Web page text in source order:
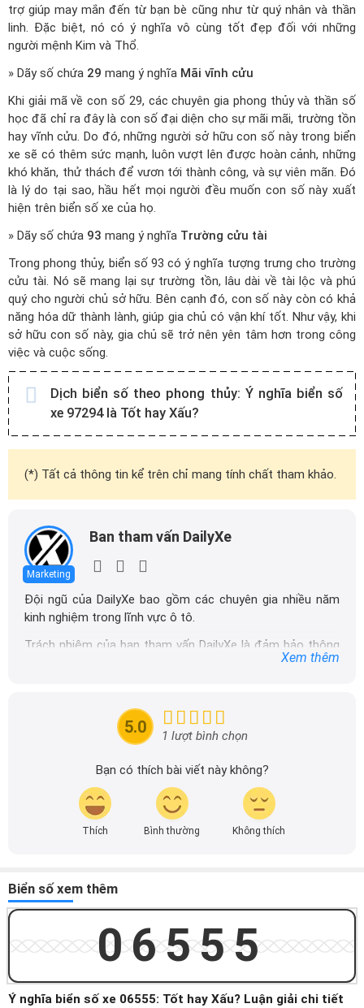
trợ giúp may mắn đến từ bạn bè cũng như từ quý nhân và thần
linh. Đặc biệt, nó có ý nghĩa vô cùng tốt đẹp đối với những
người mệnh Kim và Thổ.
» Dãy số chứa 29 mang ý nghĩa Mãi vĩnh cửu
Khi giải mã về con số 29, các chuyên gia phong thủy và thần số
học đã chỉ ra đây là con số đại diện cho sự mãi mãi, trường tồn
hay vĩnh cửu. Do đó, những người sở hữu con số này trong biển
xe sẽ có thêm sức mạnh, luôn vượt lên được hoàn cảnh, những
khó khăn, thử thách để vươn tới thành công, và sự viên mãn. Đó
là lý do tại sao, hầu hết mọi người đều muốn con số này xuất
hiện trên biển số xe của họ.
» Dãy số chứa 93 mang ý nghĩa Trường cửu tài
Trong phong thủy, biển số 93 có ý nghĩa tượng trưng cho trường
cửu tài. Nó sẽ mang lại sự trường tồn, lâu dài về tài lộc và phú
quý cho người chủ sở hữu. Bên cạnh đó, con số này còn có khả
năng hóa dữ thành lành, giúp gia chủ có vận khí tốt. Như vậy, khi
sở hữu con số này, gia chủ sẽ trở nên yên tâm hơn trong công
việc và cuộc sống.
Dịch biển số theo phong thủy: Ý nghĩa biển số
xe 97294 là Tốt hay Xấu?
(*) Tất cả thông tin kể trên chỉ mang tính chất tham khảo.
Marketing
Ban tham vấn DailyXe
Đội ngũ của DailyXe bao gồm các chuyên gia nhiều năm
kinh nghiệm trong lĩnh vực ô tô.
Trách nhiệm của ban tham vấn DailyXe là đảm bảo thông
tin chính xác được đăng tải trên dailyxe.com.vn, thường
tin nhanh chóng và dễ dàng hơn.
Xem thêm
5.0 1 lượt bình chọn
Bạn có thích bài viết này không?
Thích Bình thường Không thích
Biển số xem thêm
06555
Ý nghĩa biển số xe 06555: Tốt hay Xấu? Luận giải chi tiết